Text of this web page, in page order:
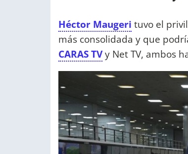
Héctor Maugeri tuvo el
más consolidada y que
CARAS TVy Net TV, ambos